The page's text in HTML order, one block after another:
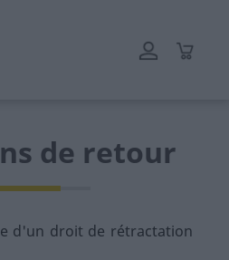
mais les délais de livraison
de retour
d'un droit de rétractation